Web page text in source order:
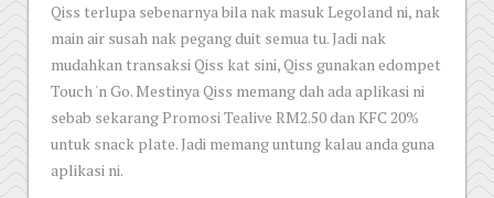
Qiss terlupa sebenarnya bila nak masuk Legoland ni, nak
main air susah nak pegang duit semua tu. Jadi nak
mudahkan transaksi Qiss kat sini, Qiss gunakan edompet
Touch 'n Go. Mestinya Qiss memang dah ada aplikasi ni
sebab sekarang Promosi Tealive RM2.50 dan KFC 20%
untuk snack plate. Jadi memang untung kalau anda guna
aplikasi ni.